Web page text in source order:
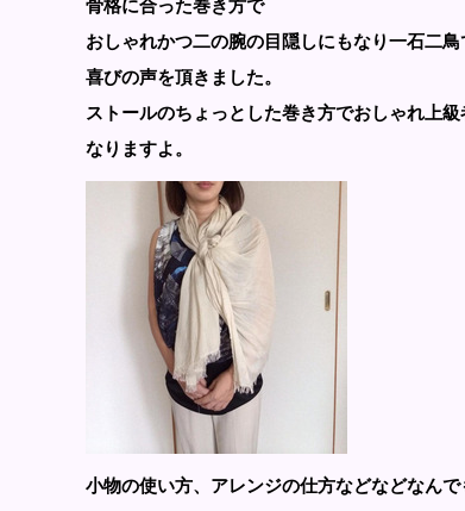
骨格に合った巻き方で
おしゃれかつ二の腕の目隠しにもなり一石二鳥
喜びの声を頂きました。
ストールのちょっとした巻き方でおしゃれ上級
なりますよ。
小物の使い方、アレンジの仕方などなどなんで